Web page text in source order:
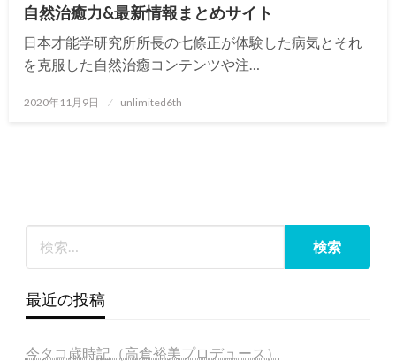
自然治癒力&最新情報まとめサイト
日本才能学研究所所長の七條正が体験した病気とそれ
を克服した自然治癒コンテンツや注…
投
2020年11月9日 unlimited6th
最近の投稿
今タコ歳時記（高倉裕美プロデュース）